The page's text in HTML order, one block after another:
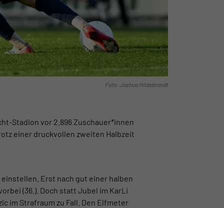
Foto: Joshua Hildebrandt
Stadion vor 2.896 Zuschauer*innen
einer druckvollen zweiten Halbzeit
Erst nach gut einer halben
(36.). Doch statt Jubel im KarLi
im Strafraum zu Fall. Den Elfmeter